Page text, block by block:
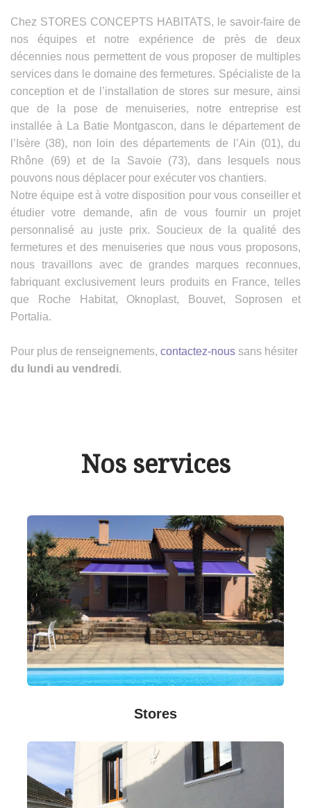
Chez STORES CONCEPTS HABITATS, le savoir-faire de
nos équipes et notre expérience de près de deux
décennies nous permettent de vous proposer de multiples
services dans le domaine des fermetures. Spécialiste de la
conception et de l’installation de stores sur mesure, ainsi
que de la pose de menuiseries, notre entreprise est
installée à La Batie Montgascon, dans le département de
l’Isère (38), non loin des départements de l’Ain (01), du
Rhône (69) et de la Savoie (73), dans lesquels nous
pouvons nous déplacer pour exécuter vos chantiers.
Notre équipe est à votre disposition pour vous conseiller et
étudier votre demande, afin de vous fournir un projet
personnalisé au juste prix. Soucieux de la qualité des
fermetures et des menuiseries que nous vous proposons,
nous travaillons avec de grandes marques reconnues,
fabriquant exclusivement leurs produits en France, telles
que Roche Habitat, Oknoplast, Bouvet, Soprosen et
Portalia.
Pour plus de renseignements, contactez-nous sans hésiter
du lundi au vendredi.
Nos services
Stores